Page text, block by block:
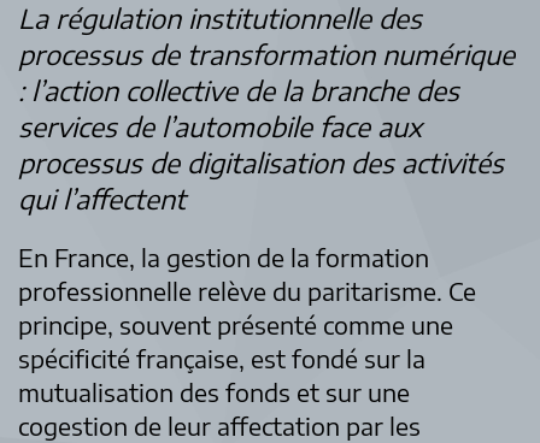
La régulation institutionnelle des
processus de transformation numérique
: l’action collective de la branche des
services de l’automobile face aux
processus de digitalisation des activités
qui l’affectent
En France, la gestion de la formation
professionnelle relève du paritarisme. Ce
principe, souvent présenté comme une
spécificité française, est fondé sur la
mutualisation des fonds et sur une
cogestion de leur affectation par les